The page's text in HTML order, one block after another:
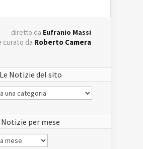
diretto da Eufranio Massi
curato da Roberto Camera
Le Notizie del sito
Notizie per mese